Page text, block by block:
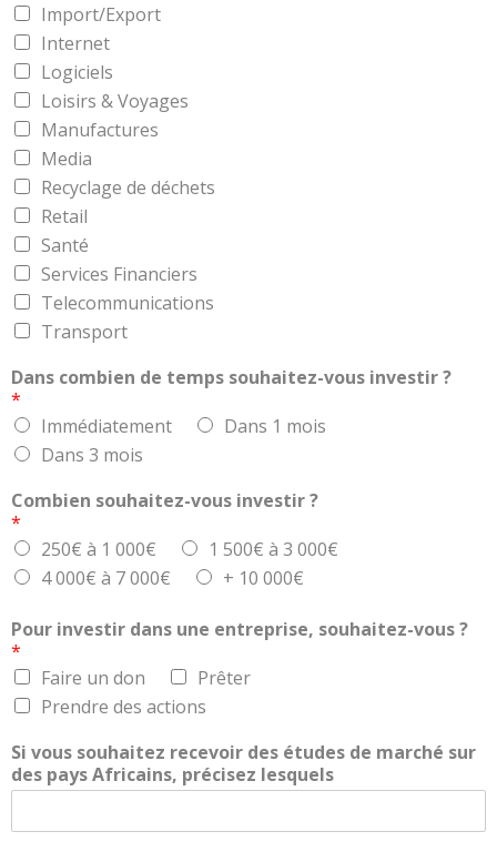
Import/Export
Internet
Logiciels
Loisirs & Voyages
Manufactures
Media
Recyclage de déchets
Retail
Santé
Services Financiers
Telecommunications
Transport
Dans combien de temps souhaitez-vous investir ?
*
Immédiatement
Dans 1 mois
Dans 3 mois
Combien souhaitez-vous investir ?
*
250€ à 1 000€
1 500€ à 3 000€
4 000€ à 7 000€
+ 10 000€
Pour investir dans une entreprise, souhaitez-vous ?
*
Faire un don
Prêter
Prendre des actions
Si vous souhaitez recevoir des études de marché sur
des pays Africains, précisez lesquels